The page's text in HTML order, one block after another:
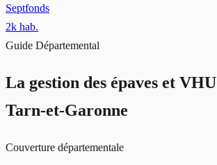
Septfonds
2k hab.
Guide Départemental
La gestion des épaves et VHU
Tarn-et-Garonne
Couverture départementale